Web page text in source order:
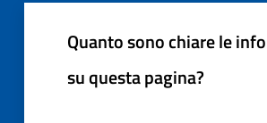
Quanto sono chiare le
su questa pagina?